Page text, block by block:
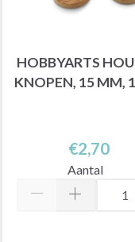
HOBBYARTS
KNOPEN, 15 MM,
€2,70
Aantal